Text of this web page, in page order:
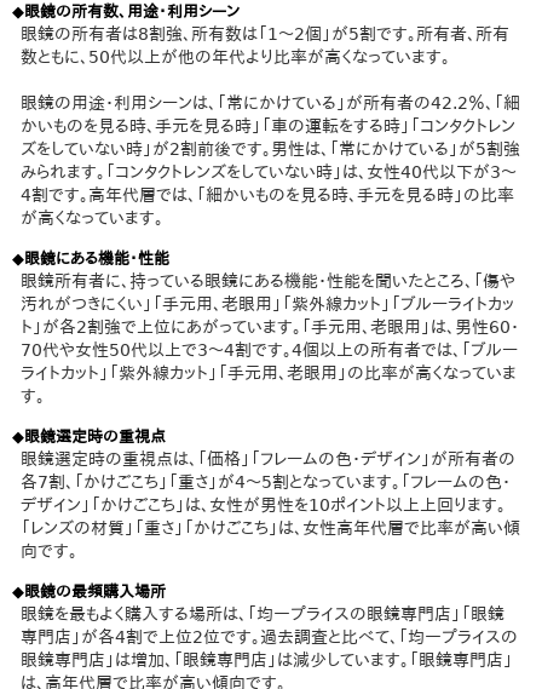
◆眼鏡の所有数、用途・利用シーン
眼鏡の所有者は8割強、所有数は「1～2個」が5割です。所有者、所有
数ともに、50代以上が他の年代より比率が高くなっています。
眼鏡の用途・利用シーンは、「常にかけている」が所有者の42.2％、「細
かいものを見る時、手元を見る時」「車の運転をする時」「コンタクトレン
ズをしていない時」が2割前後です。男性は、「常にかけている」が5割強
みられます。「コンタクトレンズをしていない時」は、女性40代以下が3～
4割です。高年代層では、「細かいものを見る時、手元を見る時」の比率
が高くなっています。
◆眼鏡にある機能・性能
眼鏡所有者に、持っている眼鏡にある機能・性能を聞いたところ、「傷や
汚れがつきにくい」「手元用、老眼用」「紫外線カット」「ブルーライトカッ
ト」が各2割強で上位にあがっています。「手元用、老眼用」は、男性60・
70代や女性50代以上で3～4割です。4個以上の所有者では、「ブルー
ライトカット」「紫外線カット」「手元用、老眼用」の比率が高くなっていま
す。
◆眼鏡選定時の重視点
眼鏡選定時の重視点は、「価格」「フレームの色・デザイン」が所有者の
各7割、「かけごこち」「重さ」が4～5割となっています。「フレームの色・
デザイン」「かけごこち」は、女性が男性を10ポイント以上上回ります。
「レンズの材質」「重さ」「かけごこち」は、女性高年代層で比率が高い傾
向です。
◆眼鏡の最頻購入場所
眼鏡を最もよく購入する場所は、「均一プライスの眼鏡専門店」「眼鏡
専門店」が各4割で上位2位です。過去調査と比べて、「均一プライスの
眼鏡専門店」は増加、「眼鏡専門店」は減少しています。「眼鏡専門店」
は、高年代層で比率が高い傾向です。